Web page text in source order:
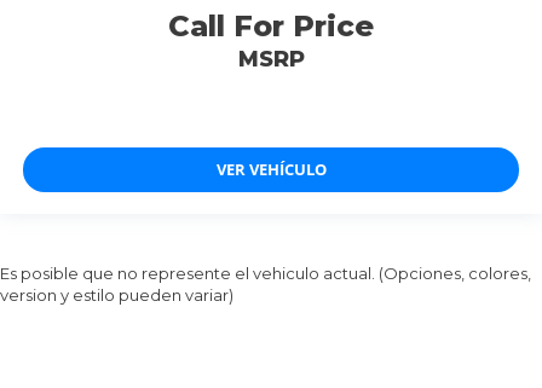
Call For Price
MSRP
VER VEHÍCULO
Es posible que no represente el vehiculo actual. (Opciones, colores,
version y estilo pueden variar)